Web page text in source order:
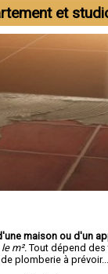
et
maison ou d'un
m². Tout dépend
plomberie à prévoir...